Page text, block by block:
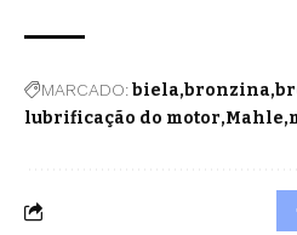
MARCADO:biela bronzina
lubrificação do motor Mahle